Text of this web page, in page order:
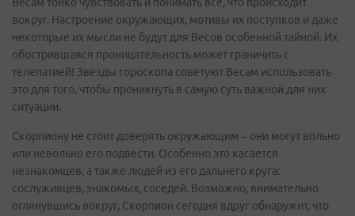
вокруг. Настроение окружающих, мотивы их поступков и даже
некоторые их мысли не будут для Весов особенной тайной. Их
обострившаяся проницательность может граничить с
телепатией! Звезды гороскопа советуют Весам использовать
это для того, чтобы проникнуть в самую суть важной для них
ситуации.
Скорпиону не стоит доверять окружающим – они могут вольно
или невольно его подвести. Особенно это касается
незнакомцев, а также людей из его дальнего круга:
сослуживцев, знакомых, соседей. Возможно, внимательно
оглянувшись вокруг, Скорпион сегодня вдруг обнаружит, что